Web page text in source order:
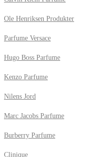
Ole Henriksen Produkter
Parfume Versace
Hugo Boss Parfume
Kenzo Parfume
Nilens Jord
Marc Jacobs Parfume
Burberry Parfume
Clinique